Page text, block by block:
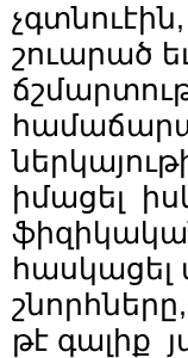
շուարած
իմացել
հասկացել
թէ գալիք